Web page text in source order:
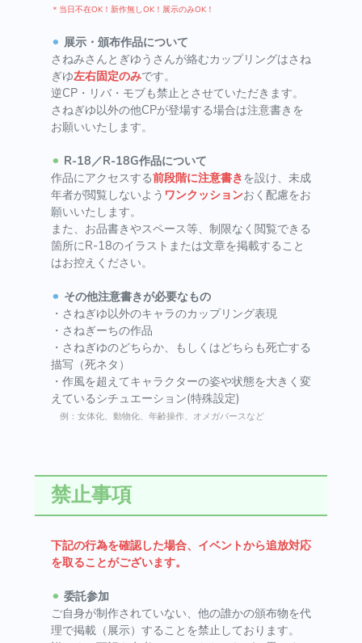
＊当日不在OK！新作無しOK！展示のみOK！
⚫︎ 展示・頒布作品について
さねみさんとぎゆうさんが絡むカップリングはさね
ぎゆ左右固定のみです。
逆CP・リバ・モブも禁止とさせていただきます。
さねぎゆ以外の他CPが登場する場合は注意書きを
お願いいたします。
⚫︎ R-18／R-18G作品について
作品にアクセスする前段階に注意書きを設け、未成
年者が閲覧しないよう ワンクッションおく配慮をお
願いいたします。
また、お品書きやスペース等、制限なく閲覧できる
箇所にR-18のイラストまたは文章を掲載すること
はお控えください。
⚫︎ その他注意書きが必要なもの
・さねぎゆ以外のキャラのカップリング表現
・さねぎーちの作品
・さねぎゆのどちらか、もしくはどちらも死亡する
描写（死ネタ）
・作風を超えてキャラクターの姿や状態を大きく変
えているシチュエーション(特殊設定)
例：女体化、動物化、年齢操作、オメガバースなど
禁止事項
下記の行為を確認した場合、イベントから追放対応
を取ることがございます。
⚫︎ 委託参加
ご自身が制作されていない、他の誰かの頒布物を代
理で掲載（展示）することを禁止しております。